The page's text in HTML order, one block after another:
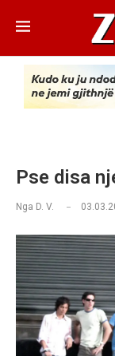
Pse disa
Nga D. V.